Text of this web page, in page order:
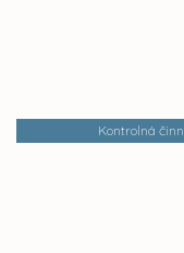
Kontrolná